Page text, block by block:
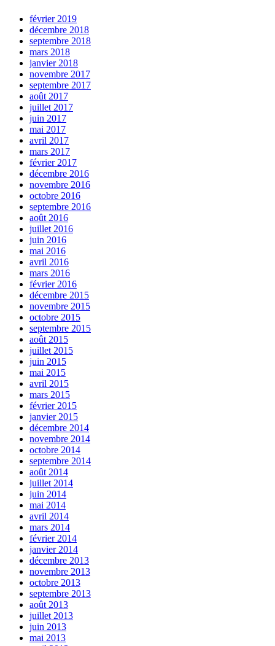
février 2019
décembre 2018
septembre 2018
mars 2018
janvier 2018
novembre 2017
septembre 2017
août 2017
juillet 2017
juin 2017
mai 2017
avril 2017
mars 2017
février 2017
décembre 2016
novembre 2016
octobre 2016
septembre 2016
août 2016
juillet 2016
juin 2016
mai 2016
avril 2016
mars 2016
février 2016
décembre 2015
novembre 2015
octobre 2015
septembre 2015
août 2015
juillet 2015
juin 2015
mai 2015
avril 2015
mars 2015
février 2015
janvier 2015
décembre 2014
novembre 2014
octobre 2014
septembre 2014
août 2014
juillet 2014
juin 2014
mai 2014
avril 2014
mars 2014
février 2014
janvier 2014
décembre 2013
novembre 2013
octobre 2013
septembre 2013
août 2013
juillet 2013
juin 2013
mai 2013